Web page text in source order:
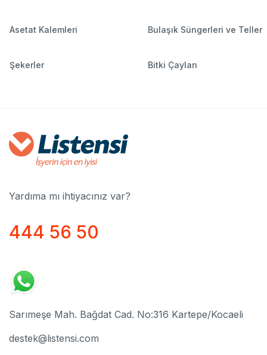
Asetat Kalemleri Bulaşık Süngerleri ve Teller
Şekerler Bitki Çayları
Yardıma mı ihtiyacınız var?
444 56 50
Sarımeşe Mah. Bağdat Cad. No:316 Kartepe/Kocaeli
destek@listensi.com